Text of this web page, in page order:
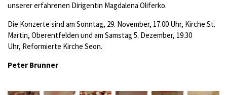
unserer erfahrenen Dirigentin Magdalena Oliferko.
Die Konzerte sind am Sonntag, 29. November, 17.00 Uhr, Kirche St.
Martin, Oberentfelden und am Samstag 5. Dezember, 19.30
Uhr, Reformierte Kirche Seon.
Peter Brunner